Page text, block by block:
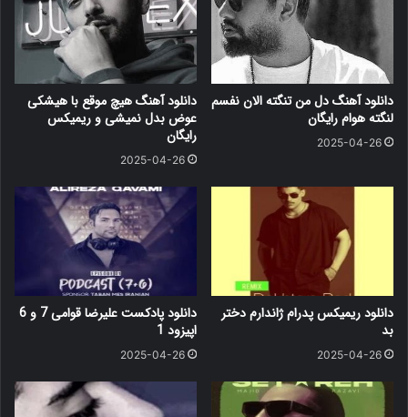
دانلود آهنگ دل من تنگته الان نفسم
لنگته هوام رایگان
2025-04-26
دانلود آهنگ هیچ موقع با هیشکی
عوض بدل نمیشی و ریمیکس
رایگان
2025-04-26
دانلود ریمیکس پدرام ژاندارم دختر
بد
2025-04-26
دانلود پادکست علیرضا قوامی 7 و 6
اپیزود 1
2025-04-26